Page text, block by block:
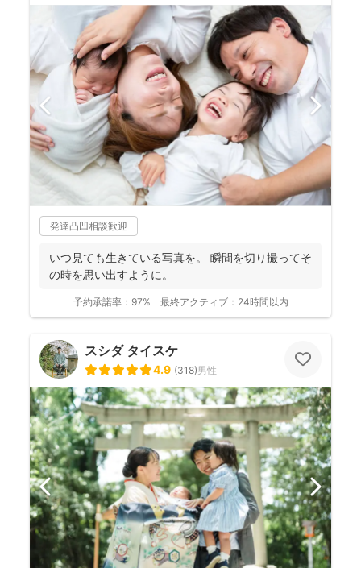
発達凸凹相談歓迎
いつ見ても生きている写真を。 瞬間を切り撮ってそ
の時を思い出すように。
予約承諾率： 97% 最終アクティブ： 24時間以内
スシダ タイスケ
4.9 (318)男性